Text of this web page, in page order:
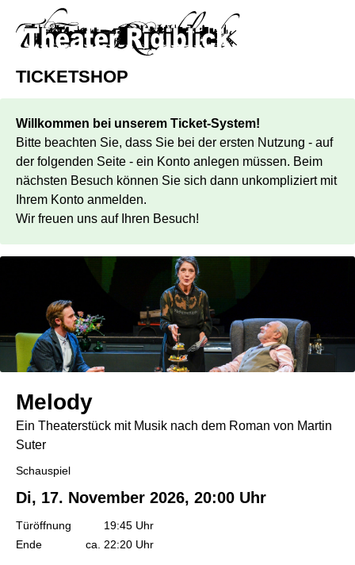
TICKETSHOP
Willkommen bei unserem Ticket-System!
Bitte beachten Sie, dass Sie bei der ersten Nutzung - auf
der folgenden Seite - ein Konto anlegen müssen. Beim
nächsten Besuch können Sie sich dann unkompliziert mit
Ihrem Konto anmelden.
Wir freuen uns auf Ihren Besuch!
Melody
Ein Theaterstück mit Musik nach dem Roman von Martin
Suter
Schauspiel
Di, 17. November 2026, 20:00 Uhr
Türöffnung
19:45 Uhr
Ende
ca. 22:20 Uhr